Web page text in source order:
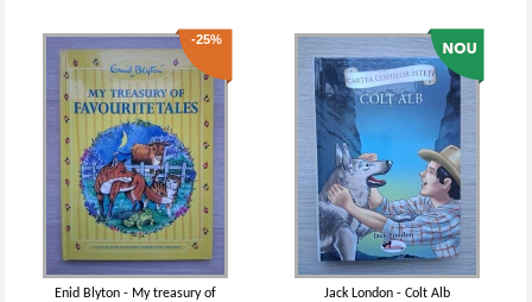
-25%
Enid Blyton - My treasury of
Jack London - Colt Alb